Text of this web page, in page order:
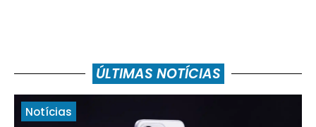
ÚLTIMAS NOTÍCIAS
Notícias